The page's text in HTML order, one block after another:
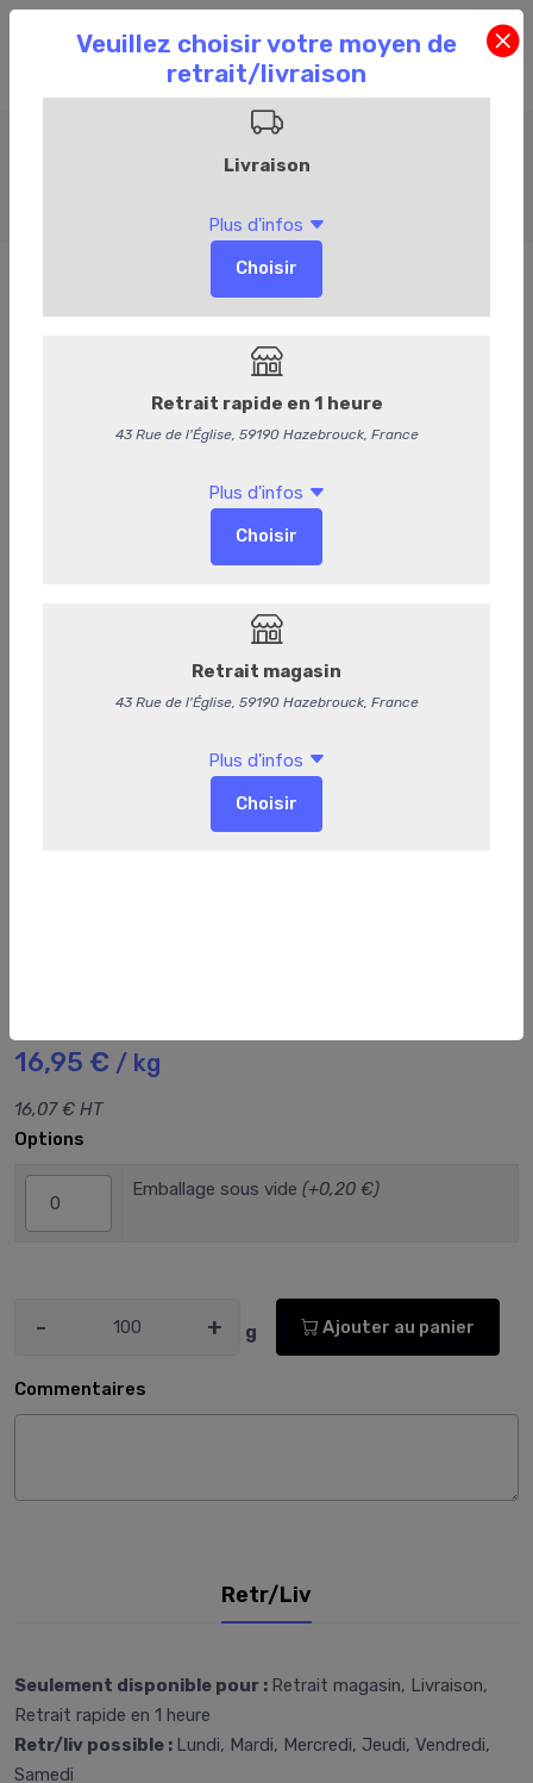
Boeuf
16,95 € / kg
16,07 € HT
Options
Emballage sous vide (+0,20 €)
- + g Ajouter au panier
Commentaires
Retr/Liv
Seulement disponible pour : Retrait magasin, Livraison,
Retrait rapide en 1 heure
Retr/liv possible : Lundi, Mardi, Mercredi, Jeudi, Vendredi,
Samedi